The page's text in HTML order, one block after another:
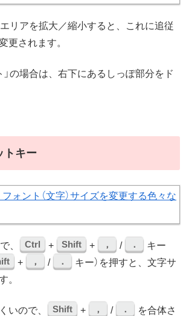
エリアを拡大／縮小すると、これに追従
更されます。
」の場合は、右下にあるしっぽ部分をド
トキー
、 Ctrl + Shift + ， / ．
キー
+ ， / ．
キー）を押すと、文字サ
。
いので、 Shift + ， / ．
を合体さ